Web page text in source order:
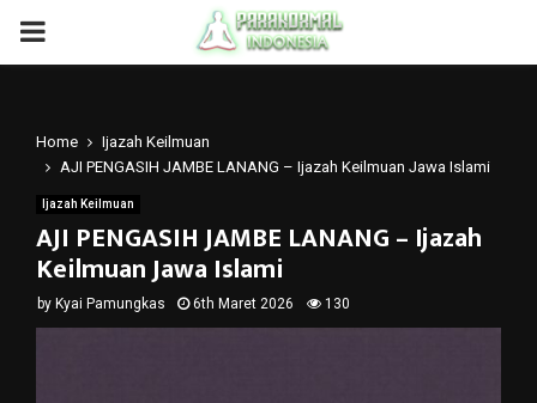
PRIMARY
Home
Ijazah Keilmuan
AJI PENGASIH JAMBE LANANG – Ijazah Keilmuan Jawa Islami
Ijazah Keilmuan
AJI PENGASIH JAMBE LANANG – Ijazah
Keilmuan Jawa Islami
by Kyai Pamungkas 6th Maret 2026 130